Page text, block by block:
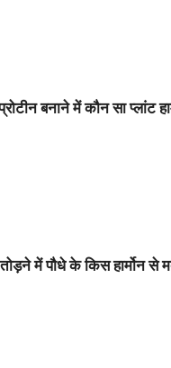
बनाने में कौन सा प्लांट
में पौधे के किस हार्मोन से